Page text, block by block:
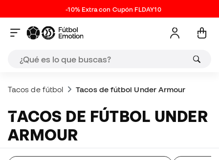
-10% Extra con Cupón FLDAY10
Tacos de fútbol Tacos de fútbol Under Armour
TACOS DE FÚTBOL UNDER
ARMOUR